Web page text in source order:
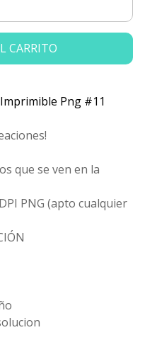
CARRITO
Png #11
que se ven en la
PNG (apto cualquier